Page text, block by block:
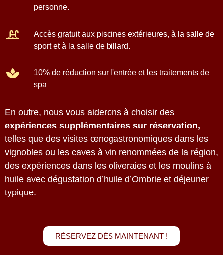
personne.
Accès gratuit aux piscines extérieures, à la salle de
sport et à la salle de billard.
10% de réduction sur l'entrée et les traitements de
spa
En outre, nous vous aiderons à choisir des
expériences supplémentaires sur réservation,
telles que des visites œnogastronomiques dans les
vignobles ou les caves à vin renommées de la région,
des expériences dans les oliveraies et les moulins à
huile avec dégustation d’huile d’Ombrie et déjeuner
typique.
RÉSERVEZ DÈS MAINTENANT !